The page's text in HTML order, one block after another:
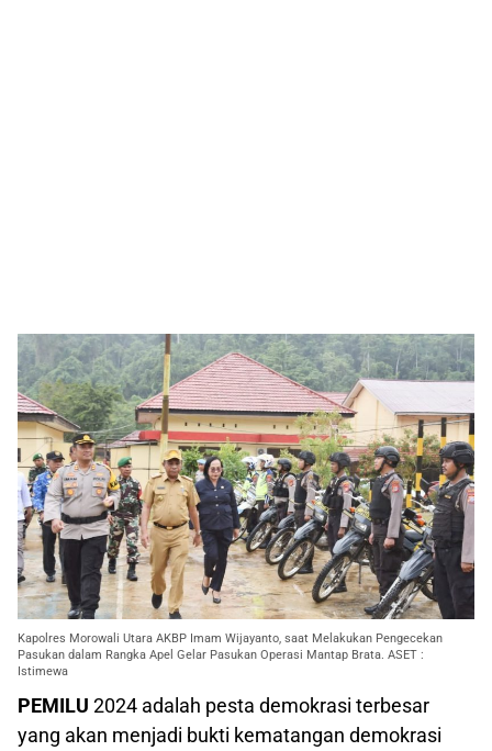
Kapolres Morowali Utara AKBP Imam Wijayanto, saat Melakukan Pengecekan
Pasukan dalam Rangka Apel Gelar Pasukan Operasi Mantap Brata. ASET :
Istimewa
PEMILU 2024 adalah pesta demokrasi terbesar
yang akan menjadi bukti kematangan demokrasi